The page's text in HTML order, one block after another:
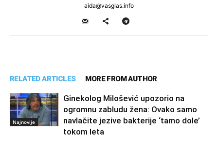
aida@vasglas.info
RELATED ARTICLES MORE FROM AUTHOR
Najnovije
Ginekolog Milošević upozorio na
ogromnu zabludu žena: Ovako samo
navlačite jezive bakterije ‘tamo dole’
tokom leta